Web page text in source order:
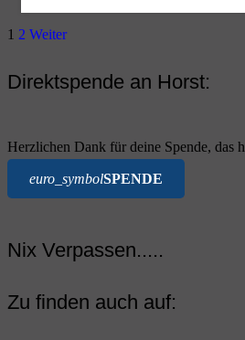
1 2 Weiter
Direktspende an Horst:
Herzlichen Dank für deine Spende, das
euro_symbolSPENDE
Nix Verpassen.....
Zu finden auch auf: